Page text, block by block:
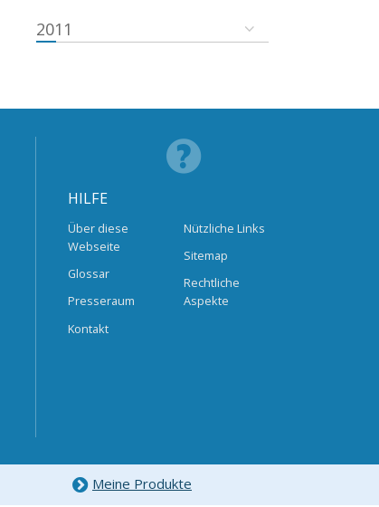
2011
HILFE
Über diese
Webseite
Glossar
Presseraum
Kontakt
Nützliche Links
Sitemap
Rechtliche
Aspekte
Meine Produkte